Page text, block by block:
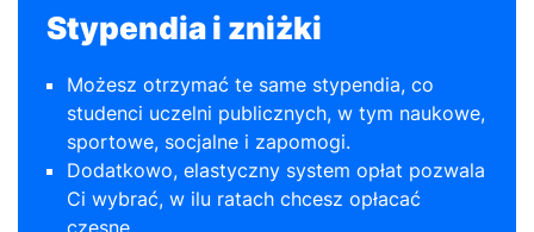
Stypendia i zniżki
Możesz otrzymać te same stypendia, co
studenci uczelni publicznych, w tym naukowe,
sportowe, socjalne i zapomogi.
Dodatkowo, elastyczny system opłat pozwala
Ci wybrać, w ilu ratach chcesz opłacać
czesne.